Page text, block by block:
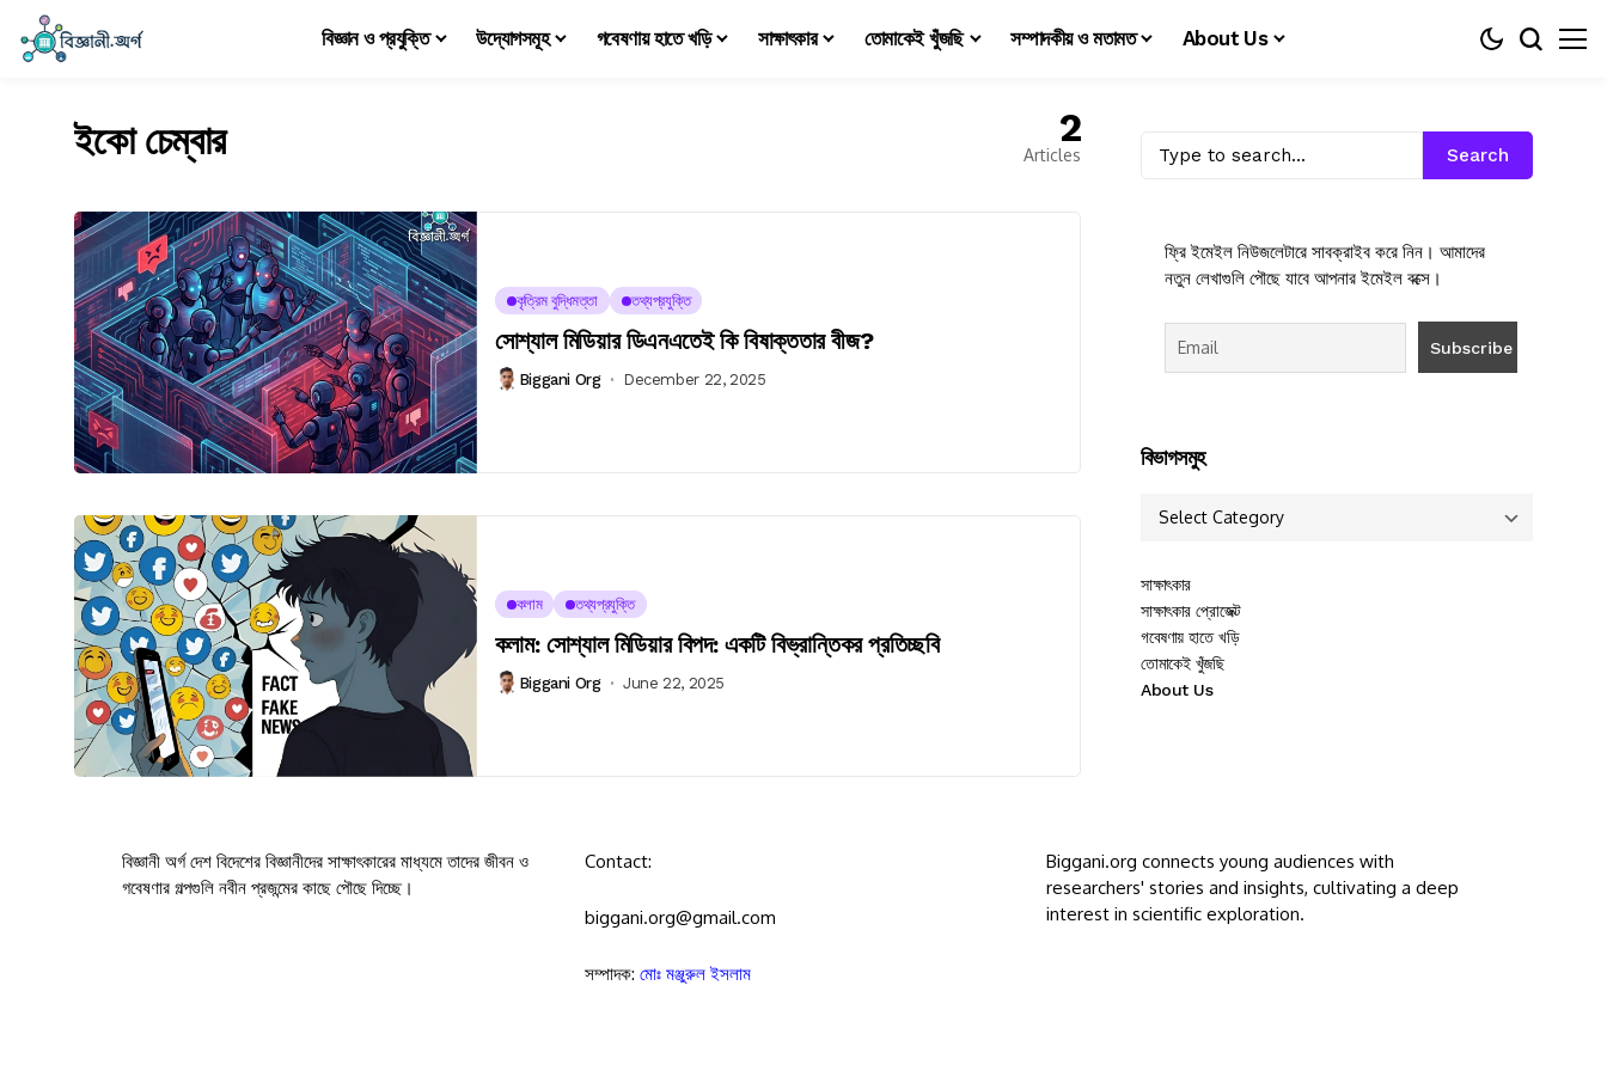
বিজ্ঞান ও প্রযুক্তি উদ্যোগসমূহ গবেষণায় হাতে খড়ি সাক্ষাৎকার তোমাকেই খুঁজছি সম্পাদকীয় ও মতামত About Us
ইকো চেম্বার 2
Articles
কৃত্রিম বুদ্ধিমত্তা তথ্যপ্রযুক্তি
সোশ্যাল মিডিয়ার ডিএনএতেই কি বিষাক্ততার বীজ?
Biggani Org December 22, 2025
কলাম তথ্যপ্রযুক্তি
কলাম: সোশ্যাল মিডিয়ার বিপদ: একটি বিভ্রান্তিকর প্রতিচ্ছবি
Biggani Org June 22, 2025
Search
ফ্রি ইমেইল নিউজলেটারে সাবক্রাইব করে নিন। আমাদের
নতুন লেখাগুলি পৌছে যাবে আপনার ইমেইল বক্সে।
বিভাগসমুহ
সাক্ষাৎকার
সাক্ষাৎকার প্রোজেক্ট
গবেষণায় হাতে খড়ি
তোমাকেই খুঁজছি
About Us
বিজ্ঞানী অর্গ দেশ বিদেশের বিজ্ঞানীদের সাক্ষাৎকারের মাধ্যমে তাদের জীবন ও
গবেষণার গল্পগুলি নবীন প্রজন্মের কাছে পৌছে দিচ্ছে।
Contact:
biggani.org@gmail.com
সম্পাদক: মোঃ মঞ্জুরুল ইসলাম
Biggani.org connects young audiences with
researchers' stories and insights, cultivating a deep
interest in scientific exploration.